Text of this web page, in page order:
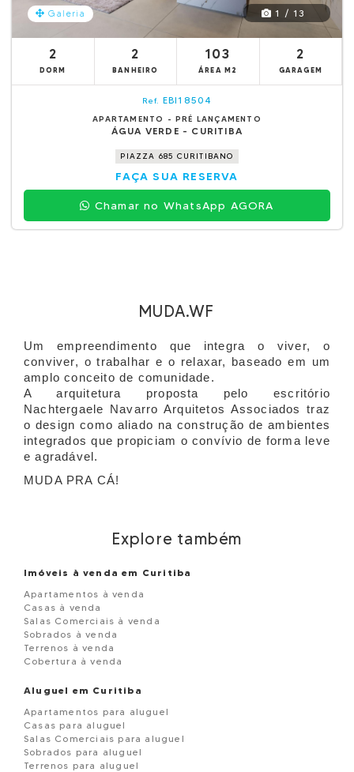
Galeria 1 / 13
2
DORM
2
BANHEIRO
103
ÁREA M2
2
GARAGEM
Ref. EBI18504
APARTAMENTO - PRÉ LANÇAMENTO
ÁGUA VERDE - CURITIBA
PIAZZA 685 CURITIBANO
FAÇA SUA RESERVA
Chamar no WhatsApp AGORA
MUDA.WF
Um empreendimento que integra o viver, o
conviver, o trabalhar e o relaxar, baseado em um
amplo conceito de comunidade.
A arquitetura proposta pelo escritório
Nachtergaele Navarro Arquitetos Associados traz
o design como aliado na construção de ambientes
integrados que propiciam o convívio de forma leve
e agradável.
MUDA PRA CÁ!
Explore também
Imóveis à venda em Curitiba
Apartamentos à venda
Casas à venda
Salas Comerciais à venda
Sobrados à venda
Terrenos à venda
Cobertura à venda
Aluguel em Curitiba
Apartamentos para aluguel
Casas para aluguel
Salas Comerciais para aluguel
Sobrados para aluguel
Terrenos para aluguel